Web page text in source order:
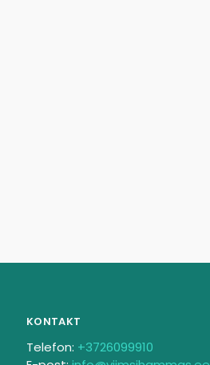
KONTAKT
Telefon: +3726099910